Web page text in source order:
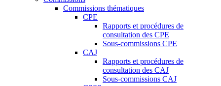
Commissions thématiques
CPE
Rapports et procédures de
consultation des CPE
Sous-commissions CPE
CAJ
Rapports et procédures de
consultation des CAJ
Sous-commissions CAJ